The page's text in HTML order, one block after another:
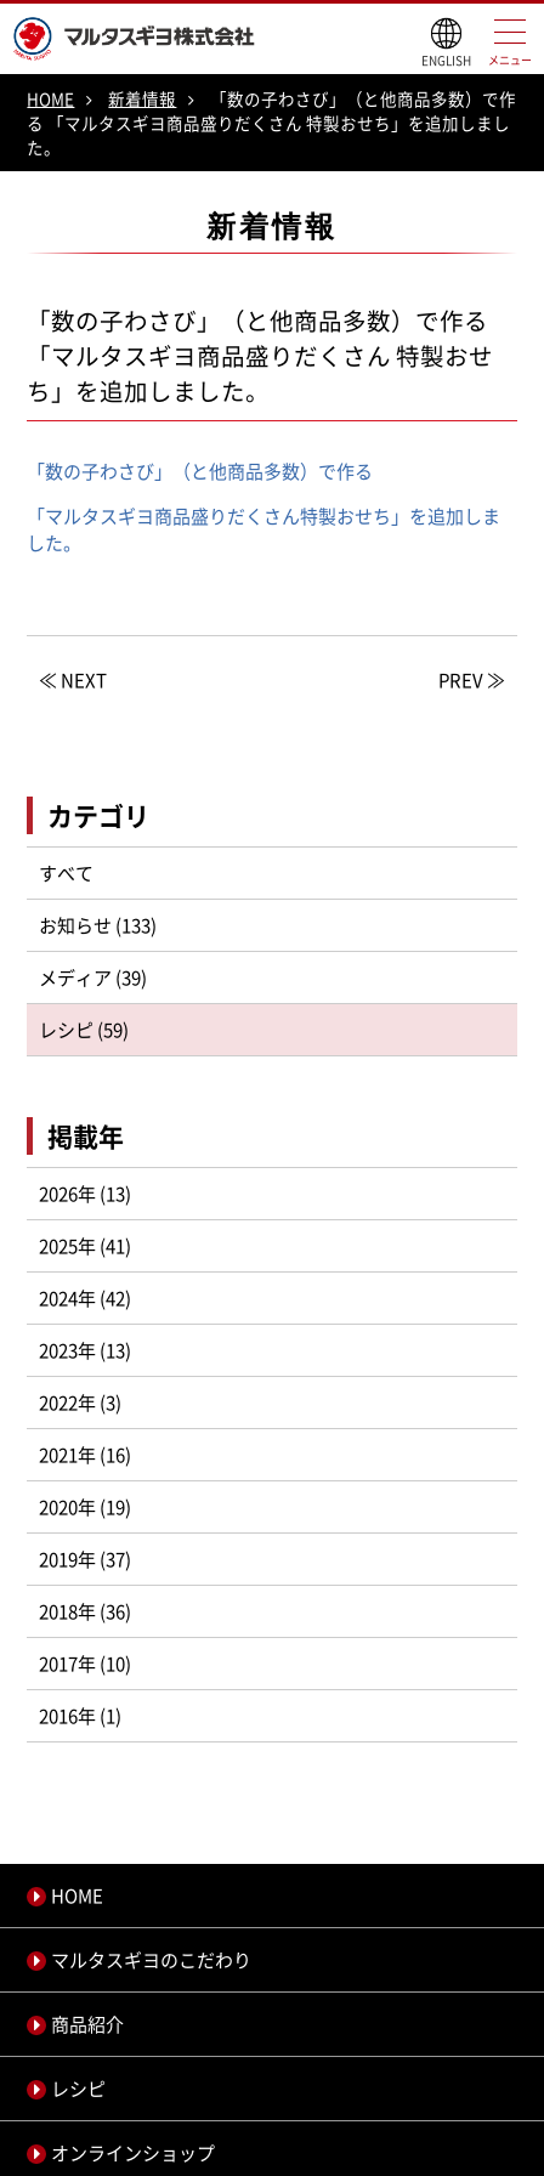
ENGLISH メニュー
HOME 新着情報
「数の子わさび」（と他商品多数）で作
る 「マルタスギヨ商品盛りだくさん 特製おせち」を追加しまし
た。
新着情報
「数の子わさび」（と他商品多数）で作る
「マルタスギヨ商品盛りだくさん 特製おせ
ち」を追加しました。
「数の子わさび」（と他商品多数）で作る
「マルタスギヨ商品盛りだくさん特製おせち」を追加しま
した。
≪ NEXT PREV ≫
カテゴリ
すべて
お知らせ (133)
メディア (39)
レシピ (59)
掲載年
2026年 (13)
2025年 (41)
2024年 (42)
2023年 (13)
2022年 (3)
2021年 (16)
2020年 (19)
2019年 (37)
2018年 (36)
2017年 (10)
2016年 (1)
HOME
マルタスギヨのこだわり
商品紹介
レシピ
オンラインショップ